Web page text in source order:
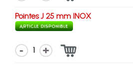
Pointes J 25 mm INOX
1